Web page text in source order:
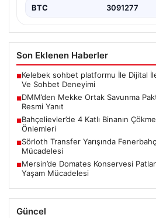
BTC 3091277
Son Eklenen Haberler
■Kelebek sohbet platformu İle Dijital
Ve Sohbet Deneyimi
■DMM’den Mekke Ortak Savunma
Resmi Yanıt
■Bahçelievler’de 4 Katlı Binanın
Önlemleri
■Sörloth Transfer Yarışında
Mücadelesi
■Mersin’de Domates Konservesi
Yaşam Mücadelesi
Güncel